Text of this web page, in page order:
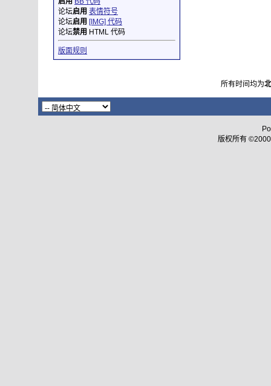
论坛启用 表情符号
论坛启用 [IMG] 代码
论坛禁用 HTML 代码
版面规则
所有时间均为
版权所有